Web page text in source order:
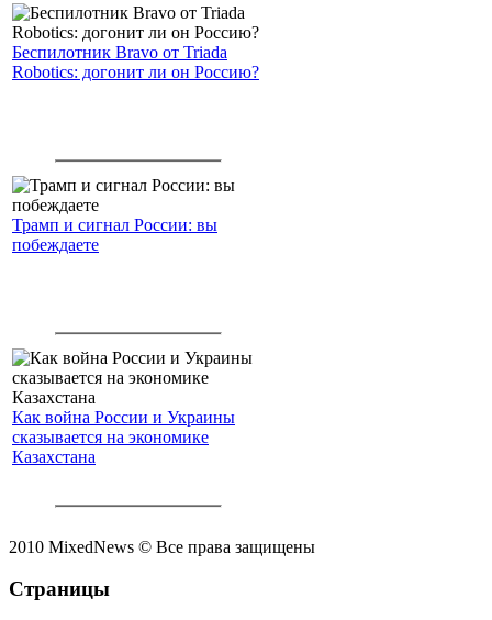
Беспилотник Bravo от Triada
Robotics: догонит ли он Россию?
Трамп и сигнал России: вы
побеждаете
Как война России и Украины
сказывается на экономике
Казахстана
2010 MixedNews © Все права защищены
Страницы